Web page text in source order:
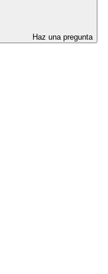
Haz una pregunta